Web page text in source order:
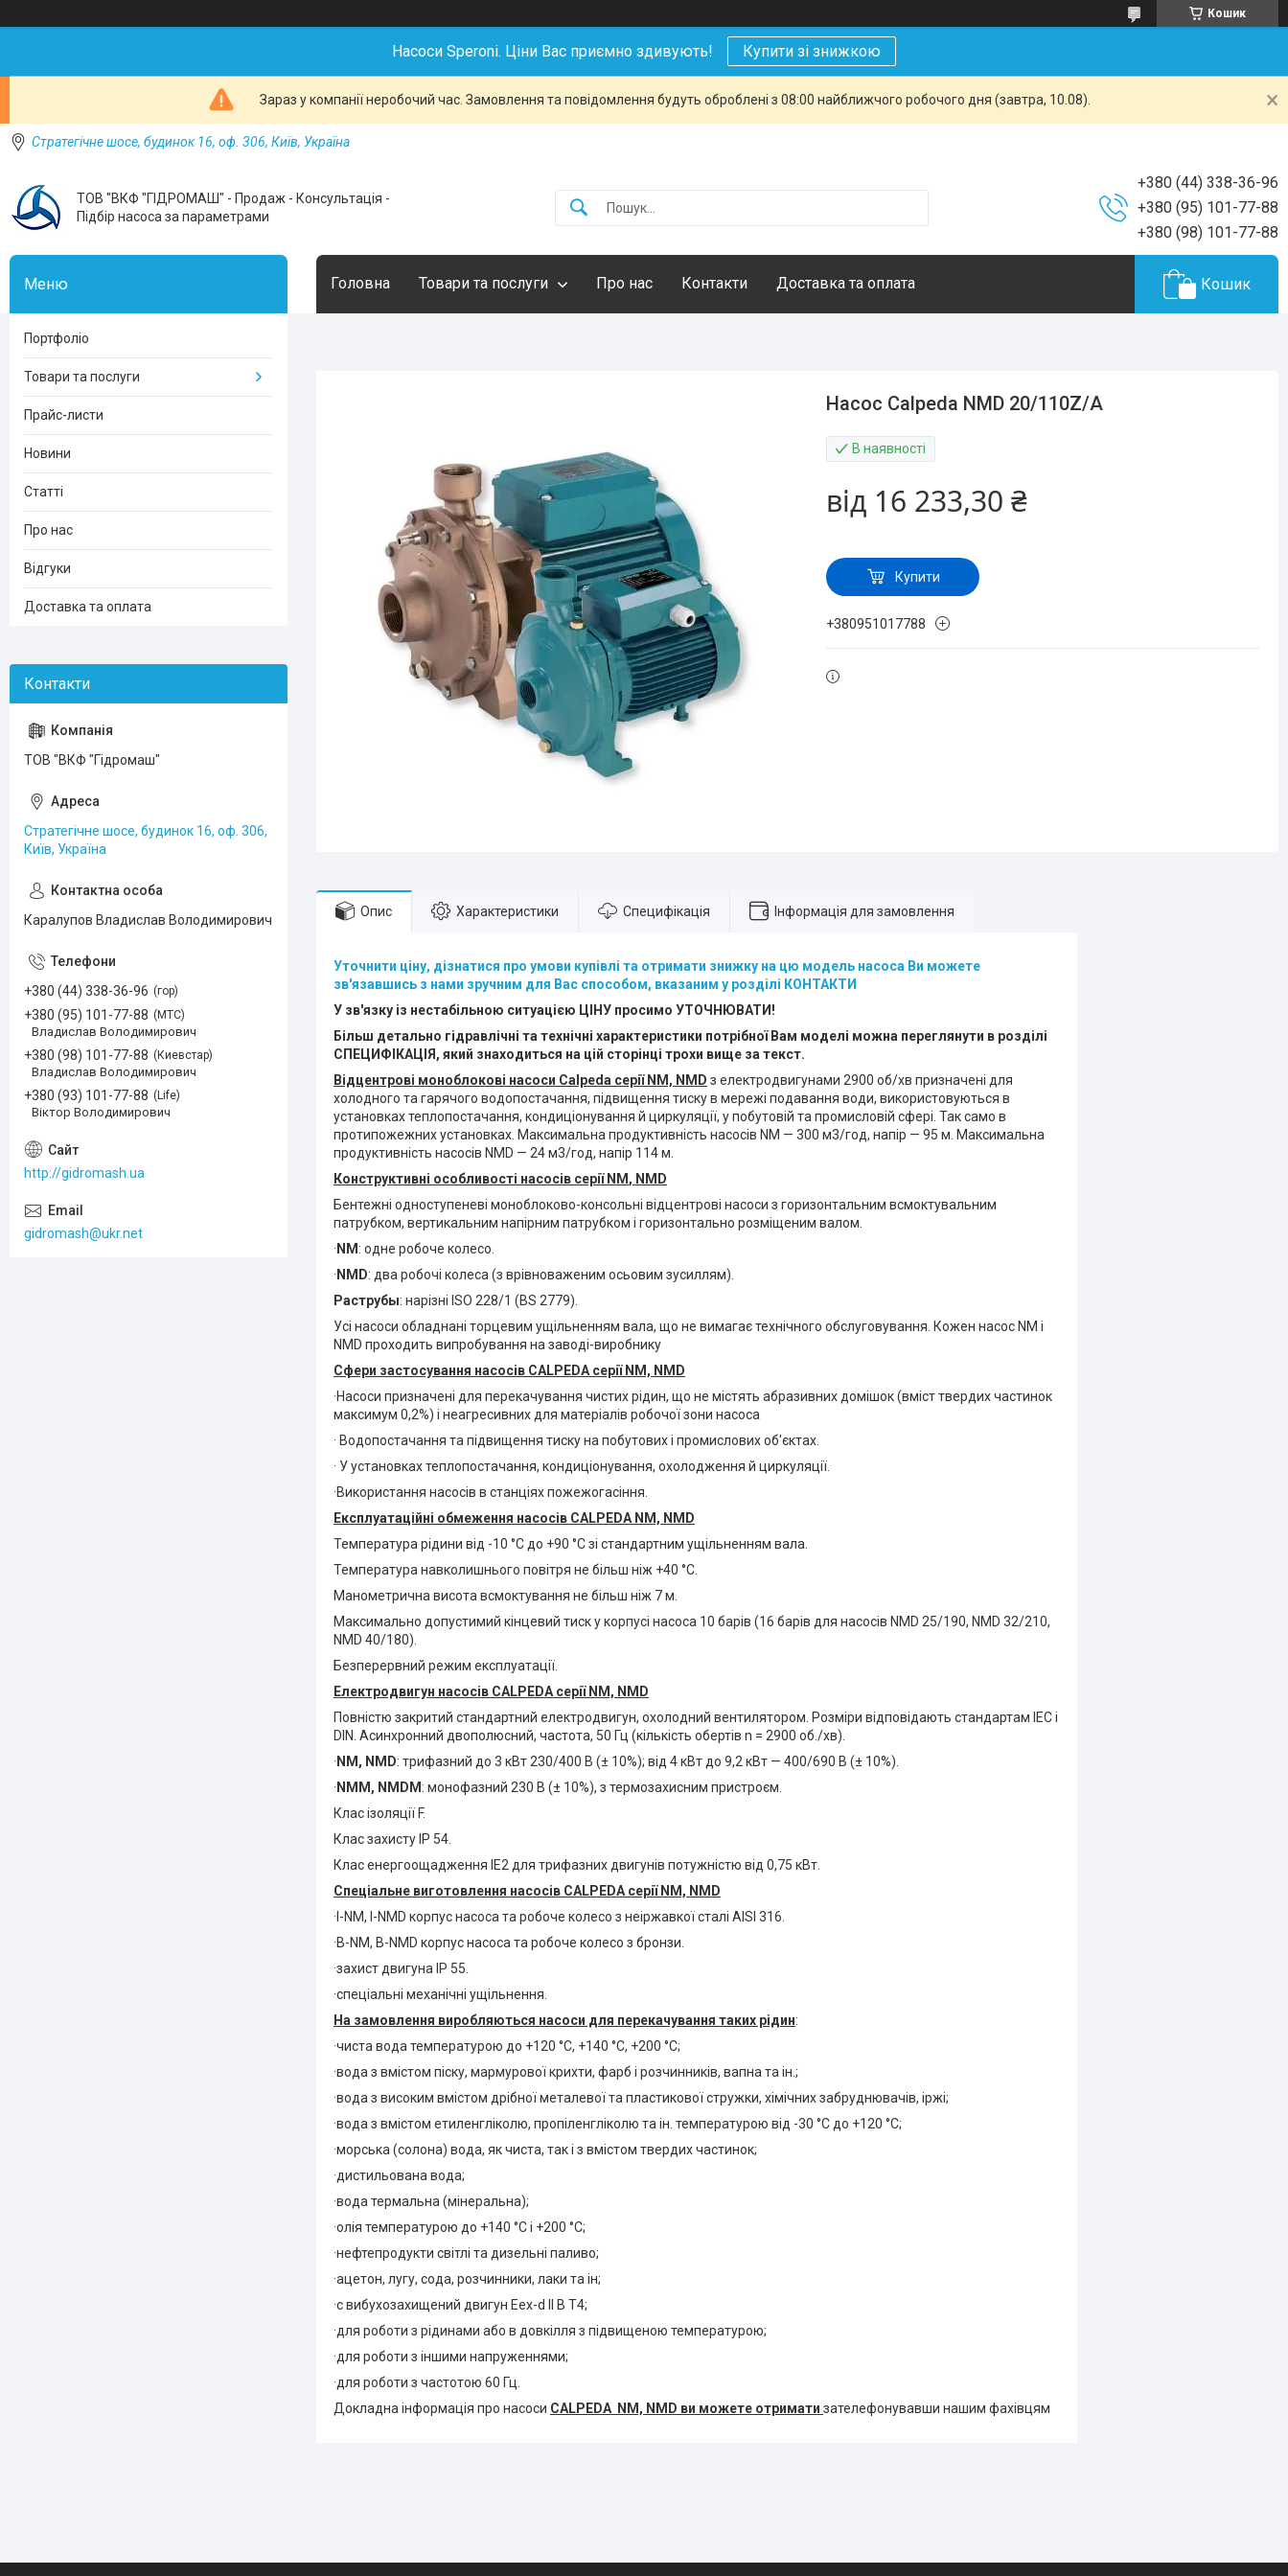
Кошик
Насоси Speroni. Ціни Вас приємно здивують! Купити зі знижкою
Зараз у компанії неробочий час. Замовлення та повідомлення будуть оброблені з 08:00 найближчого робочого дня (завтра, 10.08).
Стратегічне шосе, будинок 16, оф. 306, Київ, Україна
ТОВ "ВКФ "ГІДРОМАШ" - Продаж - Консультація -
Підбір насоса за параметрами
+380 (44) 338-36-96
+380 (95) 101-77-88
+380 (98) 101-77-88
Головна Товари та послуги Про нас Контакти Доставка та оплата Кошик
Насос Calpeda NMD 20/110Z/A
В наявності
від 16 233,30 ₴
Купити
+380951017788
Опис Характеристики Специфікація Інформація для замовлення
Уточнити ціну, дізнатися про умови купівлі та отримати знижку на цю модель насоса Ви можете
зв'язавшись з нами зручним для Вас способом, вказаним у розділі КОНТАКТИ
У зв'язку із нестабільною ситуацією ЦІНУ просимо УТОЧНЮВАТИ!
Більш детально гідравлічні та технічні характеристики потрібної Вам моделі можна переглянути в розділі
СПЕЦИФІКАЦІЯ, який знаходиться на цій сторінці трохи вище за текст.
Відцентрові моноблокові насоси Calpeda серії NM, NMD з електродвигунами 2900 об/хв призначені для
холодного та гарячого водопостачання, підвищення тиску в мережі подавання води, використовуються в
установках теплопостачання, кондиціонування й циркуляції, у побутовій та промисловій сфері. Так само в
протипожежних установках. Максимальна продуктивність насосів NM — 300 м3/год, напір — 95 м. Максимальна
продуктивність насосів NMD — 24 м3/год, напір 114 м.
Конструктивні особливості насосів серії NM , NMD
Бентежні одноступеневі моноблоково-консольні відцентрові насоси з горизонтальним всмоктувальним
патрубком, вертикальним напірним патрубком і горизонтально розміщеним валом.
· NM : одне робоче колесо.
· NMD: два робочі колеса (з врівноваженим осьовим зусиллям).
Раструбы: нарізні ISO 228/1 (BS 2779).
Усі насоси обладнані торцевим ущільненням вала, що не вимагає технічного обслуговування. Кожен насос NM і
NMD проходить випробування на заводі-виробнику
Сфери застосування насосів CALPEDA серії NM, NMD
·Насоси призначені для перекачування чистих рідин, що не містять абразивних домішок (вміст твердих частинок
максимум 0,2%) і неагресивних для матеріалів робочої зони насоса
· Водопостачання та підвищення тиску на побутових і промислових об'єктах.
· У установках теплопостачання, кондиціонування, охолодження й циркуляції.
·Використання насосів в станціях пожежогасіння.
Експлуатаційні обмеження насосів CALPEDA NM, NMD
Температура рідини від -10 °C до +90 °C зі стандартним ущільненням вала.
Температура навколишнього повітря не більш ніж +40 °C.
Манометрична висота всмоктування не більш ніж 7 м.
Максимально допустимий кінцевий тиск у корпусі насоса 10 барів (16 барів для насосів NMD 25/190, NMD 32/210,
NMD 40/180).
Безперервний режим експлуатації.
Електродвигун насосів CALPEDA серії NM, NMD
Повністю закритий стандартний електродвигун, охолодний вентилятором. Розміри відповідають стандартам IEC і
DIN. Асинхронний двополюсний, частота, 50 Гц (кількість обертів n = 2900 об./хв).
· NM, NMD: трифазний до 3 кВт 230/400 В (± 10%); від 4 кВт до 9,2 кВт — 400/690 В (± 10%).
· NMM, NMDM : монофазний 230 В (± 10%), з термозахисним пристроєм.
Клас ізоляції F.
Клас захисту IP 54.
Клас енергоощадження IE2 для трифазних двигунів потужністю від 0,75 кВт.
Спеціальне виготовлення насосів CALPEDA серії NM, NMD
·I-NM, I-NMD корпус насоса та робоче колесо з неіржавкої сталі AISI 316.
·B-NM, B-NMD корпус насоса та робоче колесо з бронзи.
·захист двигуна IP 55.
·спеціальні механічні ущільнення.
На замовлення виробляються насоси для перекачування таких рідин:
·чиста вода температурою до +120 °C, +140 °C, +200 °C;
·вода з вмістом піску, мармурової крихти, фарб і розчинників, вапна та ін.;
·вода з високим вмістом дрібної металевої та пластикової стружки, хімічних забруднювачів, іржі;
·вода з вмістом етиленгліколю, пропіленгліколю та ін. температурою від -30 °C до +120 °C;
·морська (солона) вода, як чиста, так і з вмістом твердих частинок;
·дистильована вода;
·вода термальна (мінеральна);
·олія температурою до +140 °C і +200 °C;
·нефтепродукти світлі та дизельні паливо;
·ацетон, лугу, сода, розчинники, лаки та ін;
·с вибухозахищений двигун Eex-d II В Т4;
·для роботи з рідинами або в довкілля з підвищеною температурою;
·для роботи з іншими напруженнями;
·для роботи з частотою 60 Гц.
Докладна інформація про насоси CALPEDA NM, NMD ви можете отримати зателефонувавши нашим фахівцям
Портфоліо
Товари та послуги
Прайс-листи
Новини
Статті
Про нас
Відгуки
Доставка та оплата
ТОВ "ВКФ "Гідромаш"
Стратегічне шосе, будинок 16, оф. 306,
Київ, Україна
Каралупов Владислав Володимирович
+380 (44) 338-36-96 гор
+380 (95) 101-77-88 МТС
Владислав Володимирович
+380 (98) 101-77-88 Киевстар
Владислав Володимирович
+380 (93) 101-77-88 Life
Віктор Володимирович
http://gidromash.ua
gidromash@ukr.net